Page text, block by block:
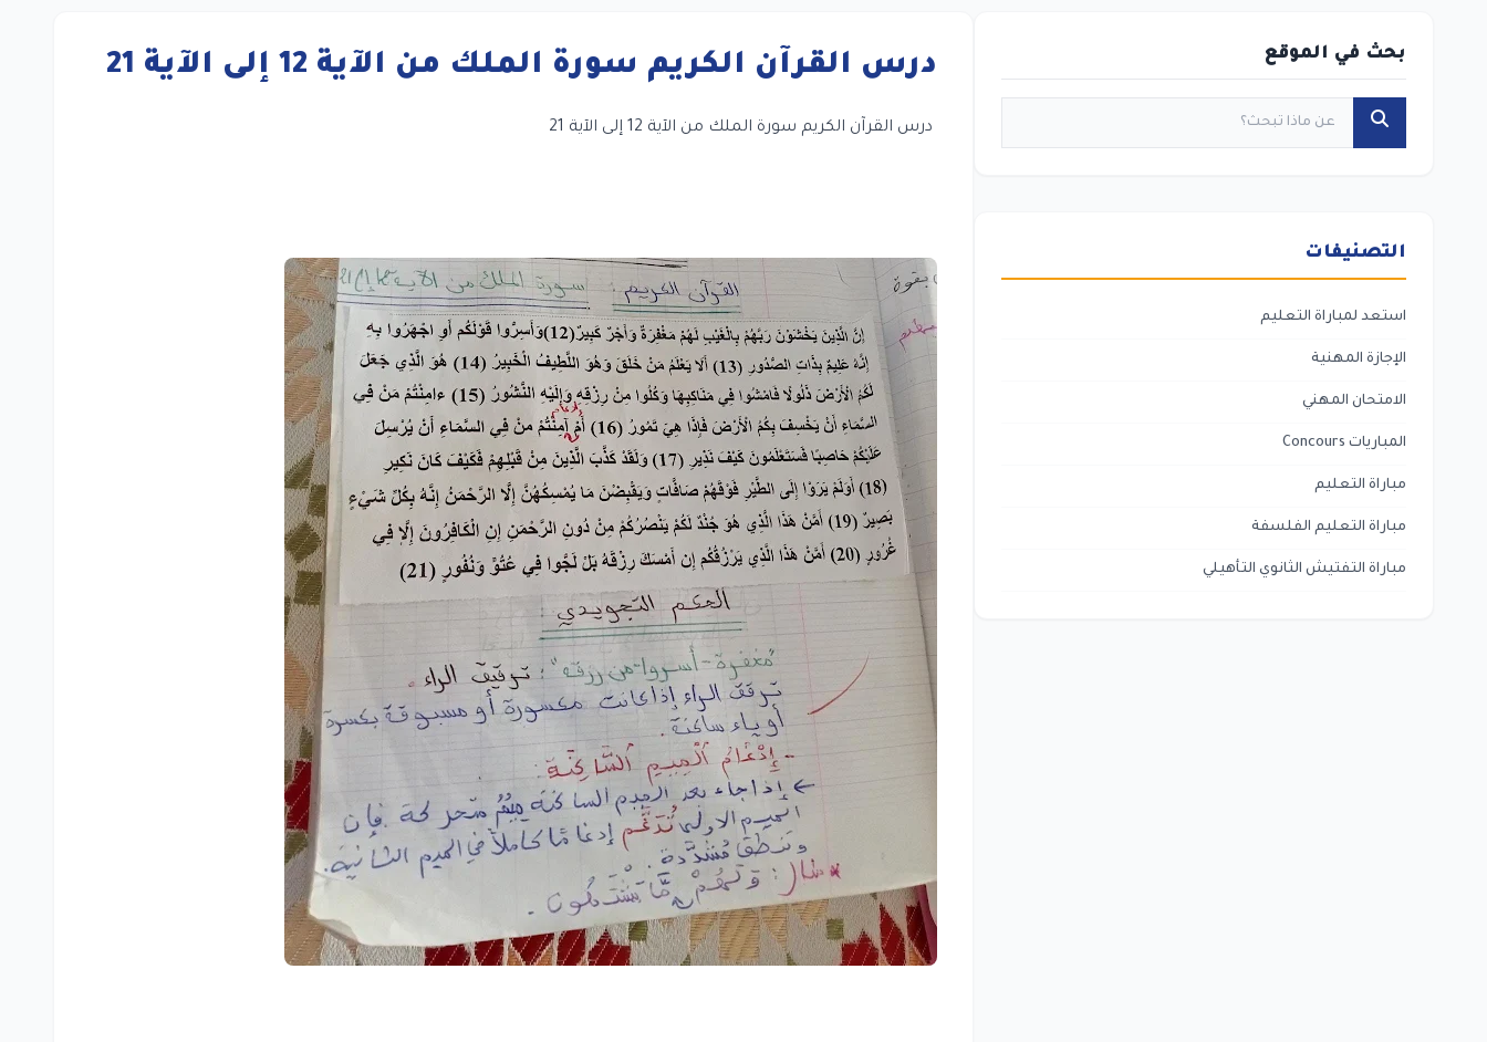
بحث في الموقع
التصنيفات
استعد لمباراة التعليم
الإجازة المهنية
الامتحان المهني
المباريات Concours
مباراة التعليم
مباراة التعليم الفلسفة
مباراة التفتيش الثانوي التأهيلي
درس القرآن الكريم سورة الملك من الآية 12 إلى الآية 21
درس القرآن الكريم سورة الملك من الآية 12 إلى الآية 21